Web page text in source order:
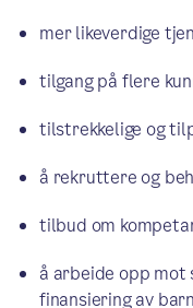
mer likeverdige
tilgang på flere
tilstrekkelige og
å rekruttere og
tilbud om
å arbeide opp
finansiering av